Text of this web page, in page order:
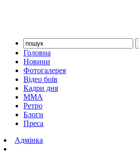
Головна
Новини
Фотогалерея
Відео боїв
Кадри дня
ММА
Ретро
Блоги
Преса
Адмінка